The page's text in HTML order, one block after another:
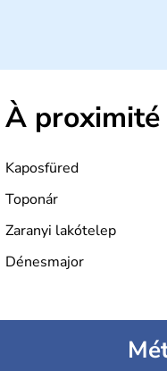
Histoire et
depuis 2004, la
pays dont la langue
monnaie le forint.
développée en Hongrie.
À proximité
Kaposfüred
Toponár
Zaranyi lakótelep
Dénesmajor